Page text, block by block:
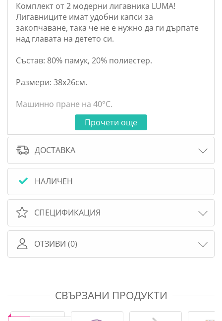
Комплект от 2 модерни лигавника LUMA!
Лигавниците имат удобни капси за
закопчаване, така че не е нужно да ги дърпате
над главата на детето си.
Състав: 80% памук, 20% полиестер.
Размери: 38х26см.
Машинно пране на 40°C.
Прочети още
ДОСТАВКА
НАЛИЧЕН
СПЕЦИФИКАЦИЯ
ОТЗИВИ (0)
СВЪРЗАНИ ПРОДУКТИ